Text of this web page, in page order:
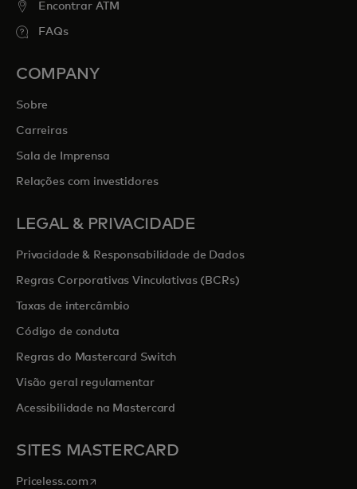
Encontrar ATM
FAQs
COMPANY
Sobre
Carreiras
Sala de Imprensa
Relações com investidores
LEGAL & PRIVACIDADE
Privacidade & Responsabilidade de Dados
Regras Corporativas Vinculativas (BCRs)
Taxas de intercâmbio
Código de conduta
Regras do Mastercard Switch
Visão geral regulamentar
Acessibilidade na Mastercard
SITES MASTERCARD
Priceless.com opens in a new tab